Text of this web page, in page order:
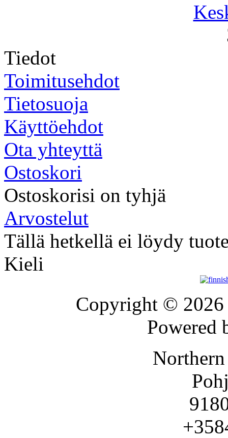
Tiedot
Toimitusehdot
Tietosuoja
Käyttöehdot
Ota yhteyttä
Ostoskori
Ostoskorisi on tyhjä
Arvostelut
Tällä hetkellä ei löydy
Kieli
Copyright ©
Powered